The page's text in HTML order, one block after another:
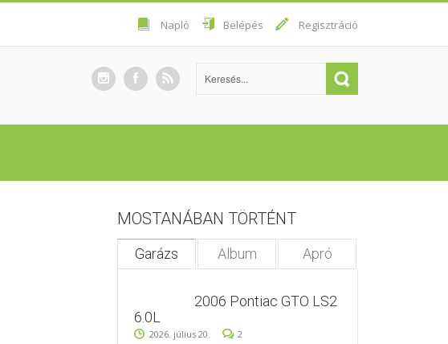
Napló Belépés Regisztráció
MOSTANÁBAN TÖRTÉNT
Garázs Album Apró
2006 Pontiac GTO LS2
6.0L
2026. július 20. 2